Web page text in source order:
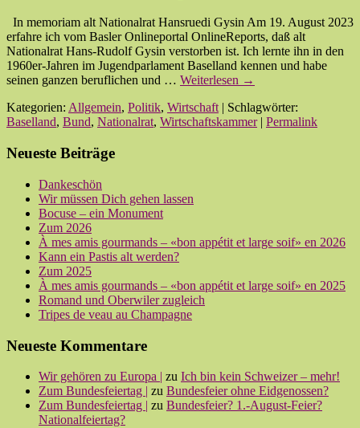
In memoriam alt Nationalrat Hansruedi Gysin Am 19. August 2023
erfahre ich vom Basler Onlineportal OnlineReports, daß alt
Nationalrat Hans-Rudolf Gysin verstorben ist. Ich lernte ihn in den
1960er-Jahren im Jugendparlament Baselland kennen und habe
seinen ganzen beruflichen und … Weiterlesen →
Kategorien: Allgemein, Politik, Wirtschaft| Schlagwörter:
Baselland, Bund, Nationalrat, Wirtschaftskammer| Permalink
Neueste Beiträge
Dankeschön
Wir müssen Dich gehen lassen
Bocuse – ein Monument
Zum 2026
À mes amis gourmands – «bon appétit et large soif» en 2026
Kann ein Pastis alt werden?
Zum 2025
À mes amis gourmands – «bon appétit et large soif» en 2025
Romand und Oberwiler zugleich
Tripes de veau au Champagne
Neueste Kommentare
Wir gehören zu Europa | zu Ich bin kein Schweizer – mehr!
Zum Bundesfeiertag | zu Bundesfeier ohne Eidgenossen?
Zum Bundesfeiertag | zu Bundesfeier? 1.-August-Feier?
Nationalfeiertag?